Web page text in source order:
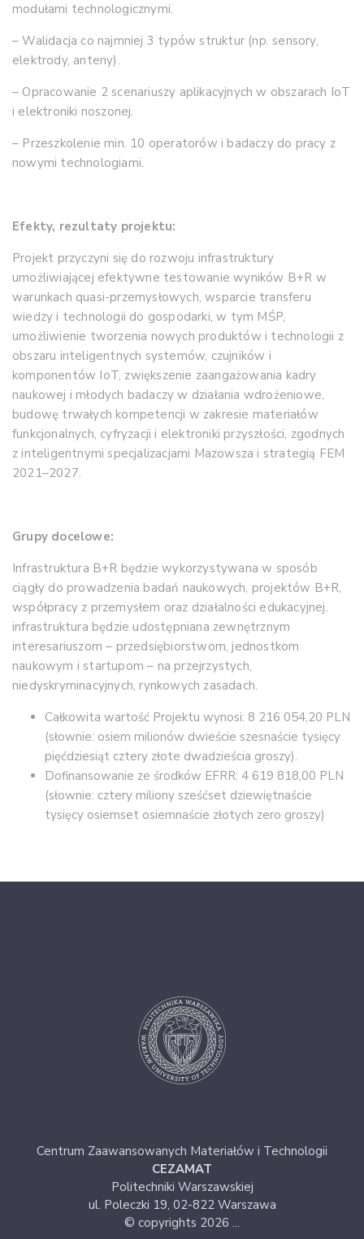
modułami technologicznymi.
– Walidacja co najmniej 3 typów struktur (np. sensory,
elektrody, anteny).
– Opracowanie 2 scenariuszy aplikacyjnych w obszarach IoT
i elektroniki noszonej.
– Przeszkolenie min. 10 operatorów i badaczy do pracy z
nowymi technologiami.
Efekty, rezultaty projektu:
Projekt przyczyni się do rozwoju infrastruktury
umożliwiającej efektywne testowanie wyników B+R w
warunkach quasi-przemysłowych, wsparcie transferu
wiedzy i technologii do gospodarki, w tym MŚP,
umożliwienie tworzenia nowych produktów i technologii z
obszaru inteligentnych systemów, czujników i
komponentów IoT, zwiększenie zaangażowania kadry
naukowej i młodych badaczy w działania wdrożeniowe,
budowę trwałych kompetencji w zakresie materiałów
funkcjonalnych, cyfryzacji i elektroniki przyszłości, zgodnych
z inteligentnymi specjalizacjami Mazowsza i strategią FEM
2021–2027.
Grupy docelowe:
Infrastruktura B+R będzie wykorzystywana w sposób
ciągły do prowadzenia badań naukowych, projektów B+R,
współpracy z przemysłem oraz działalności edukacyjnej.
infrastruktura będzie udostępniana zewnętrznym
interesariuszom – przedsiębiorstwom, jednostkom
naukowym i startupom – na przejrzystych,
niedyskryminacyjnych, rynkowych zasadach.
Całkowita wartość Projektu wynosi: 8 216 054,20 PLN
(słownie: osiem milionów dwieście szesnaście tysięcy
pięćdziesiąt cztery złote dwadzieścia groszy).
Dofinansowanie ze środków EFRR: 4 619 818,00 PLN
(słownie: cztery miliony sześćset dziewiętnaście
tysięcy osiemset osiemnaście złotych zero groszy)
Centrum Zaawansowanych Materiałów i Technologii
CEZAMAT
Politechniki Warszawskiej
ul. Poleczki 19, 02-822 Warszawa
© copyrights 2026 ...